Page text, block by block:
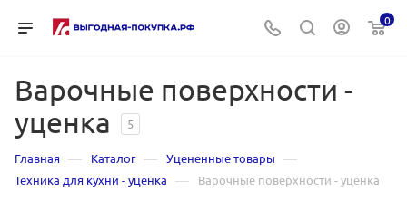
0
Варочные поверхности -
уценка
5
Главная — Каталог — Уцененные товары —
Техника для кухни - уценка — Варочные поверхности - уценка